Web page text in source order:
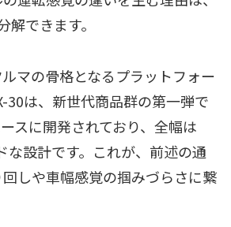
できます。
マの骨格となるプラットフォー
30は、新世代商品群の第一弾で
スに開発されており、全幅は
な設計です。これが、前述の通
しや車幅感覚の掴みづらさに繋